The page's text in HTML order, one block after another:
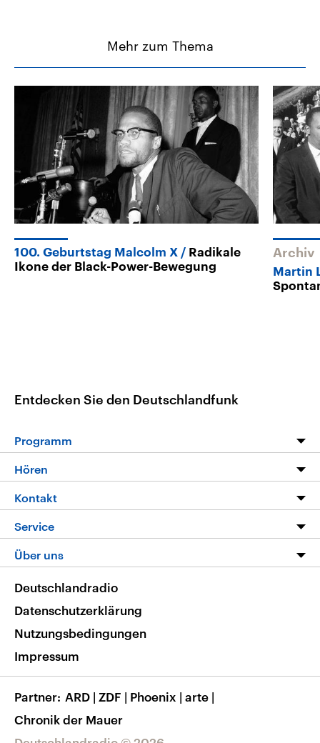
Mehr zum Thema
100. Geburtstag Malcolm X
Radikale
Ikone der Black-Power-Bewegung
Archiv
Martin
Entdecken Sie den Deutschlandfunk
Programm
Programm
Die Nachrichten
Nachrichtenleicht
Neue Beiträge auf dlf.de
Hören
Livestream
Podcasts
Deutschlandfunk App
Nachrichten App
Frequenzen
Kontakt
Hörerservice
Service
FAQ
Veranstaltungen
Musikliste
RSS
Über uns
Barrierefreiheit
Deutschlandradio
Datenschutzerklärung
Nutzungsbedingungen
Impressum
Partner ARD | ZDF | Phoenix | arte |
Chronik der Mauer